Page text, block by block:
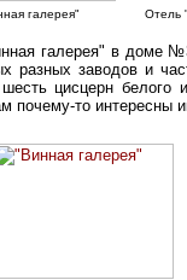
галерея" Отель
галерея" в доме
заводов и
цисцерн белого
почему-то интересны